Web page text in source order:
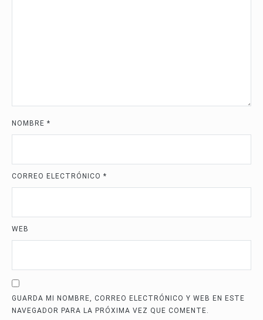
NOMBRE *
CORREO ELECTRÓNICO *
WEB
GUARDA MI NOMBRE, CORREO ELECTRÓNICO Y WEB EN ESTE
NAVEGADOR PARA LA PRÓXIMA VEZ QUE COMENTE.